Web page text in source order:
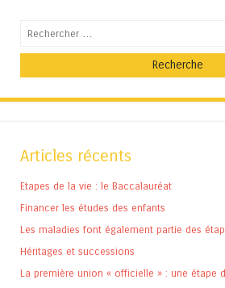
Recherche
Articles récents
Etapes de la vie : le Baccalauréat
Financer les études des enfants
Les maladies font également partie des
Héritages et successions
La première union « officielle » : une étape